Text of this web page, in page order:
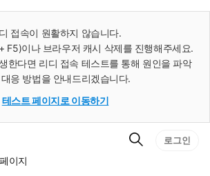
접속이 원활하지 않습니다.
F5)이나 브라우저 캐시 삭제를 진행해주세요.
한다면 리디 접속 테스트를 통해 원인을 파악
응 방법을 안내드리겠습니다.
테스트 페이지로 이동하기
검
로그인
이지